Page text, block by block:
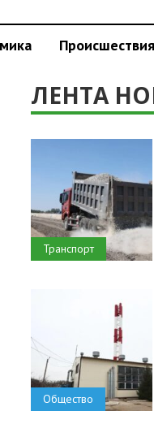
Происшествия
ЛЕНТА
Транспорт
Общество